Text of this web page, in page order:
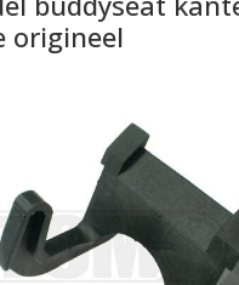
origineel